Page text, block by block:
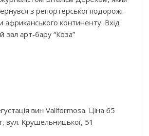
з репортерської подорожі
африканського континенту. Вхід
зал арт-бару “Коза”
вин Vallformosa. Ціна 65
вул. Крушельницької, 51